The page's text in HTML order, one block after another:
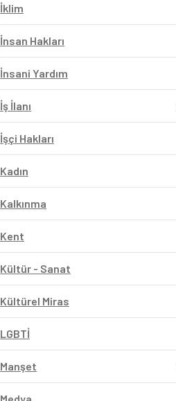
İklim
İnsan Hakları
İnsani Yardım
İş İlanı
İşçi Hakları
Kadın
Kalkınma
Kent
Kültür - Sanat
Kültürel Miras
LGBTİ
Manşet